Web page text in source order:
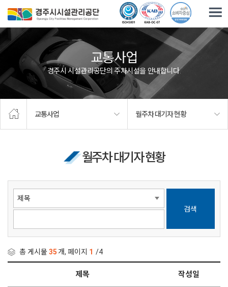
교통사업
경주시 시설관리공단의 주차시설을 안내합니다.
교통사업 월주차 대기자 현황
월주차 대기자 현황
검색
총 게시물35 개, 페이지 1 /4
제목 작성일